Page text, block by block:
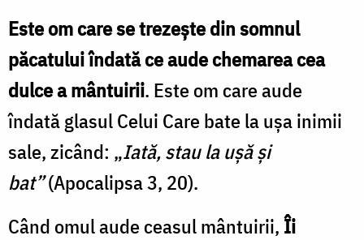
Este om care se trezeşte din somnul
păcatului îndată ce aude chemarea cea
dulce a mântuirii. Este om care aude
îndată glasul Celui Care bate la uşa inimii
sale, zicând: „Iată, stau la uşă şi
bat”(Apocalipsa 3, 20).
Când omul aude ceasul mântuirii,Îi